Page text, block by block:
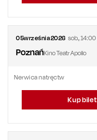
05września2026 sob.,14:00
PoznańKino Teatr Apollo
Nerwica natręctw
Kup bilet